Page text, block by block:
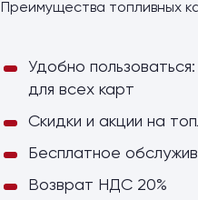
Преимущества топливных
Удобно
для всех карт
Скидки и акции на
Бесплатное
Возврат НДС 20%